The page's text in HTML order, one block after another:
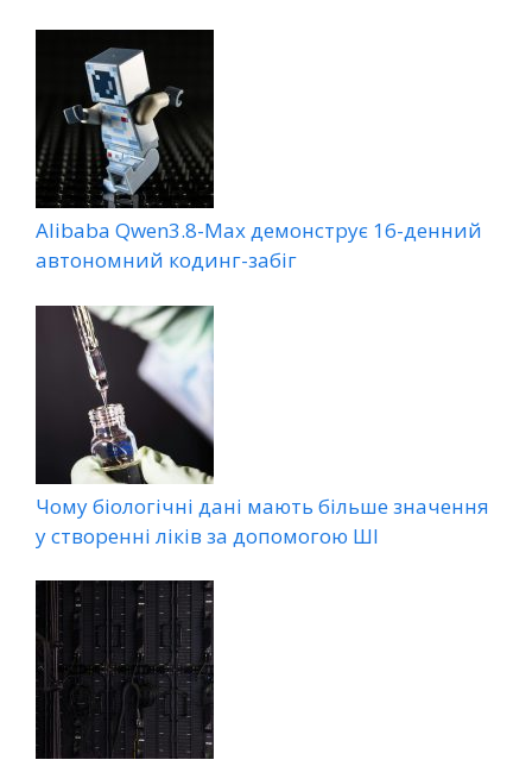
Alibaba Qwen3.8-Max демонструє 16-денний
автономний кодинг-забіг
Чому біологічні дані мають більше значення
у створенні ліків за допомогою ШІ